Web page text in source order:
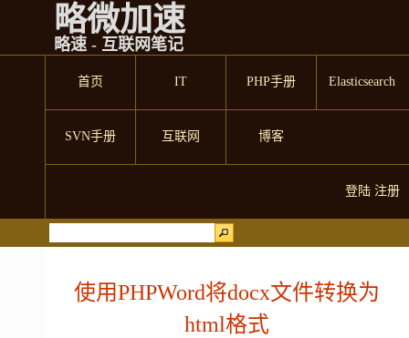
略微加速
略速 - 互联网笔记
首页 IT PHP手册 Elasticsearch
SVN手册 互联网 博客
登陆 注册
使用PHPWord将docx文件转换为
html格式